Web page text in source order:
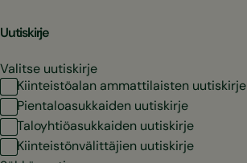
Uutiskirje
Valitse uutiskirje
Kiinteistöalan ammattilaisten uutiskirje
Pientaloasukkaiden uutiskirje
Taloyhtiöasukkaiden uutiskirje
Kiinteistönvälittäjien uutiskirje